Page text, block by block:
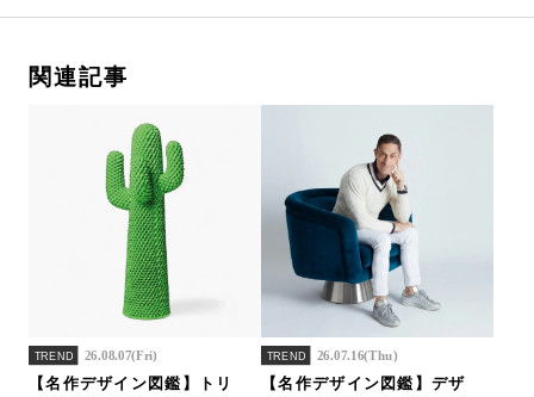
関連記事
TREND 26.08.07(Fri)
【名作デザイン図鑑】トリ
TREND 26.07.16(Thu)
【名作デザイン図鑑】デザ